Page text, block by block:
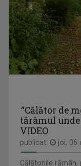
Duminică, ora 17.30
Realizator și
PAKAI ENIKO
Jurnalist TV -
“Călător de
tărâmul
VIDEO
publicat: joi, 06
Călătoriile